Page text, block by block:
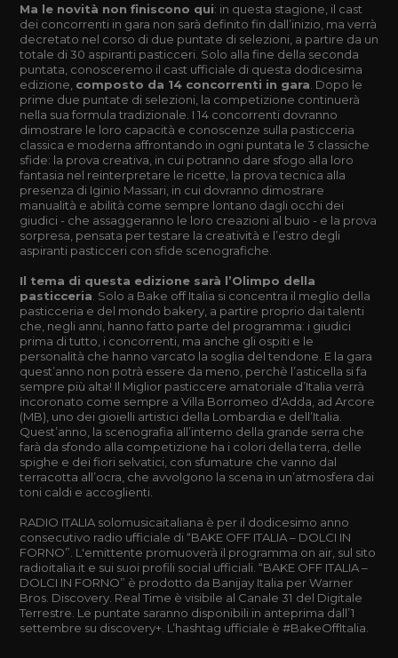
Ma le novità non finiscono qui: in questa stagione, il cast
dei concorrenti in gara non sarà definito fin dall’inizio, ma verrà
decretato nel corso di due puntate di selezioni, a partire da un
totale di 30 aspiranti pasticceri. Solo alla fine della seconda
puntata, conosceremo il cast ufficiale di questa dodicesima
edizione, composto da 14 concorrenti in gara . Dopo le
prime due puntate di selezioni, la competizione continuerà
nella sua formula tradizionale. I 14 concorrenti dovranno
dimostrare le loro capacità e conoscenze sulla pasticceria
classica e moderna affrontando in ogni puntata le 3 classiche
sfide: la prova creativa, in cui potranno dare sfogo alla loro
fantasia nel reinterpretare le ricette, la prova tecnica alla
presenza di Iginio Massari, in cui dovranno dimostrare
manualità e abilità come sempre lontano dagli occhi dei
giudici - che assaggeranno le loro creazioni al buio - e la prova
sorpresa, pensata per testare la creatività e l’estro degli
aspiranti pasticceri con sfide scenografiche.
Il tema di questa edizione sarà l’Olimpo della
pasticceria . Solo a Bake off Italia si concentra il meglio della
pasticceria e del mondo bakery, a partire proprio dai talenti
che, negli anni, hanno fatto parte del programma: i giudici
prima di tutto, i concorrenti, ma anche gli ospiti e le
personalità che hanno varcato la soglia del tendone. E la gara
quest’anno non potrà essere da meno, perchè l’asticella si fa
sempre più alta! Il Miglior pasticcere amatoriale d’Italia verrà
incoronato come sempre a Villa Borromeo d'Adda, ad Arcore
(MB), uno dei gioielli artistici della Lombardia e dell’Italia.
Quest’anno, la scenografia all’interno della grande serra che
farà da sfondo alla competizione ha i colori della terra, delle
spighe e dei fiori selvatici, con sfumature che vanno dal
terracotta all’ocra, che avvolgono la scena in un’atmosfera dai
toni caldi e accoglienti.
RADIO ITALIA solomusicaitaliana è per il dodicesimo anno
consecutivo radio ufficiale di “BAKE OFF ITALIA – DOLCI IN
FORNO”. L'emittente promuoverà il programma on air, sul sito
radioitalia.it e sui suoi profili social ufficiali. “BAKE OFF ITALIA –
DOLCI IN FORNO” è prodotto da Banijay Italia per Warner
Bros. Discovery. Real Time è visibile al Canale 31 del Digitale
Terrestre. Le puntate saranno disponibili in anteprima dall’1
settembre su discovery+. L’hashtag ufficiale è #BakeOffItalia.